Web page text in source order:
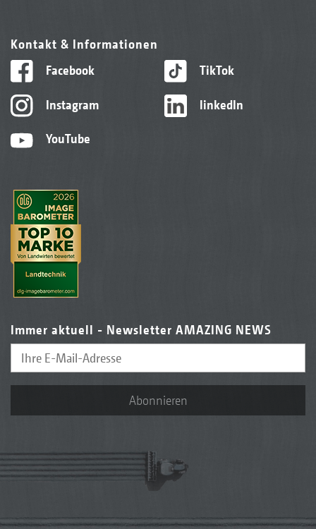
Kontakt & Informationen
Facebook
Instagram
YouTube
TikTok
linkedIn
Immer aktuell - Newsletter AMAZING NEWS
Abonnieren